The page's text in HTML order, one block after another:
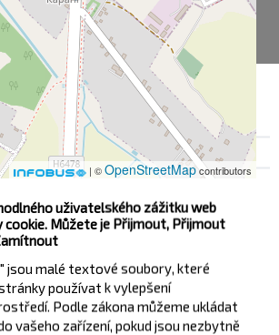
| ©OpenStreetMapcontributors
Podrobnosti na O nás
uživatelského zážitku web
cookie. Můžete je Přijmout, Přijmout
jsou malé textové soubory, které
používat k vylepšení
Podle zákona můžeme ukládat
vašeho zařízení, pokud jsou nezbytně